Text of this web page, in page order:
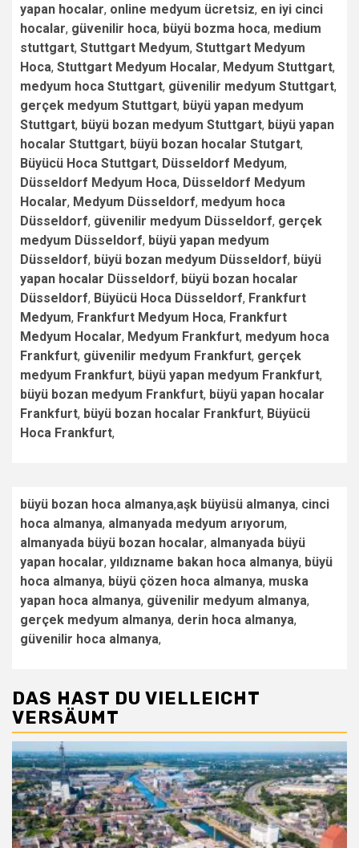
yapan hocalar, online medyum ücretsiz, en iyi cinci
hocalar, güvenilir hoca, büyü bozma hoca, medium
stuttgart, Stuttgart Medyum, Stuttgart Medyum
Hoca, Stuttgart Medyum Hocalar, Medyum Stuttgart,
medyum hoca Stuttgart, güvenilir medyum Stuttgart,
gerçek medyum Stuttgart, büyü yapan medyum
Stuttgart, büyü bozan medyum Stuttgart, büyü yapan
hocalar Stuttgart, büyü bozan hocalar Stutgart,
Büyücü Hoca Stuttgart, Düsseldorf Medyum,
Düsseldorf Medyum Hoca, Düsseldorf Medyum
Hocalar, Medyum Düsseldorf, medyum hoca
Düsseldorf, güvenilir medyum Düsseldorf, gerçek
medyum Düsseldorf, büyü yapan medyum
Düsseldorf, büyü bozan medyum Düsseldorf, büyü
yapan hocalar Düsseldorf, büyü bozan hocalar
Düsseldorf, Büyücü Hoca Düsseldorf, Frankfurt
Medyum, Frankfurt Medyum Hoca, Frankfurt
Medyum Hocalar, Medyum Frankfurt, medyum hoca
Frankfurt, güvenilir medyum Frankfurt, gerçek
medyum Frankfurt, büyü yapan medyum Frankfurt,
büyü bozan medyum Frankfurt, büyü yapan hocalar
Frankfurt, büyü bozan hocalar Frankfurt, Büyücü
Hoca Frankfurt,
büyü bozan hoca almanya,aşk büyüsü almanya, cinci
hoca almanya, almanyada medyum arıyorum,
almanyada büyü bozan hocalar, almanyada büyü
yapan hocalar, yıldızname bakan hoca almanya, büyü
hoca almanya, büyü çözen hoca almanya, muska
yapan hoca almanya, güvenilir medyum almanya,
gerçek medyum almanya, derin hoca almanya,
güvenilir hoca almanya,
DAS HAST DU VIELLEICHT
VERSÄUMT